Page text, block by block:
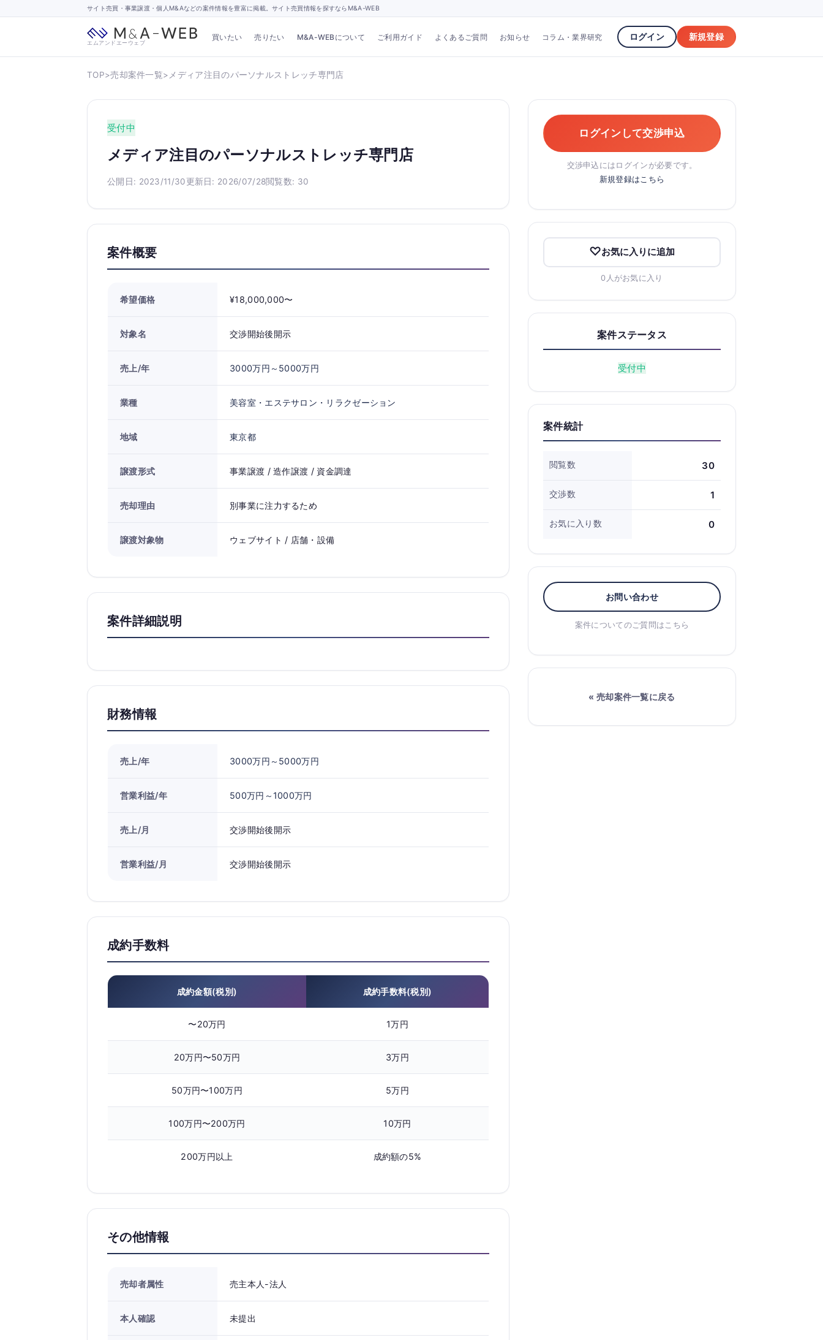
サイト売買・事業譲渡・個人M&Aなどの案件情報を豊富に掲載。サイト売買情報を探すならM&A-WEB
エムアンドエーウェブ
買いたい 売りたい M&A-WEBについて ご利用ガイド よくあるご質問 お知らせ コラム・業界研究 ログイン 新規登録
TOP>売却案件一覧> メディア注目のパーソナルストレッチ専門店
受付中
メディア注目のパーソナルストレッチ専門店
公開日: 2023/11/30更新日: 2026/07/28閲覧数: 30
案件概要
希望価格 ¥18,000,000〜
対象名 交渉開始後開示
売上/年 3000万円～5000万円
業種 美容室・エステサロン・リラクゼーション
地域 東京都
譲渡形式 事業譲渡 / 造作譲渡 / 資金調達
売却理由 別事業に注力するため
譲渡対象物 ウェブサイト / 店舗・設備
案件詳細説明
財務情報
売上/年 3000万円～5000万円
営業利益/年 500万円～1000万円
売上/月 交渉開始後開示
営業利益/月 交渉開始後開示
成約手数料
成約金額(税別) 成約手数料(税別)
〜20万円 1万円
20万円〜50万円 3万円
50万円〜100万円 5万円
100万円〜200万円 10万円
200万円以上 成約額の5%
その他情報
売却者属性 売主本人-法人
本人確認 未提出
ログインして交渉申込
交渉申込にはログインが必要です。
新規登録はこちら
お気に入りに追加
0人がお気に入り
案件ステータス
受付中
案件統計
閲覧数 30
交渉数 1
お気に入り数 0
お問い合わせ
案件についてのご質問はこちら
« 売却案件一覧に戻る